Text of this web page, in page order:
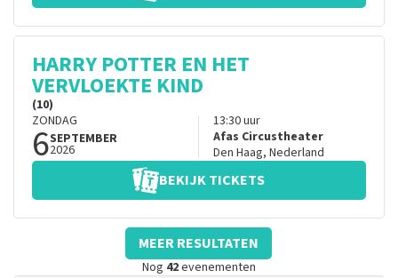
HARRY POTTER EN HET
VERVLOEKTE KIND
(10)
ZONDAG
6SEPTEMBER
2026
13:30uur
Afas Circustheater
Den Haag, Nederland
BEKIJK TICKETS
MEER RESULTATEN
Nog 42evenementen